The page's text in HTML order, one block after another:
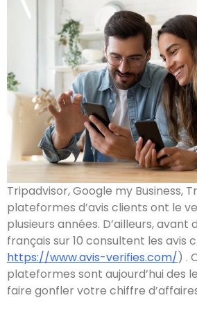
Tripadvisor, Google my Business,
plateformes d’avis clients ont le
plusieurs années. D’ailleurs, avant
français sur 10 consultent les avis
https://www.avis-verifies.com/) .
plateformes sont aujourd’hui des
faire gonfler votre chiffre